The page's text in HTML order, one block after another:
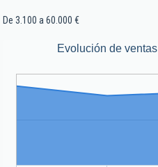
De 3.100 a 60.000 €
Evolución de ventas